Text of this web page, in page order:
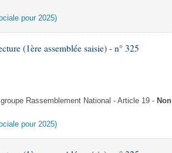
pour 2025)
(1ère assemblée saisie) - n° 325
Rassemblement National - Article 19 - Non
pour 2025)